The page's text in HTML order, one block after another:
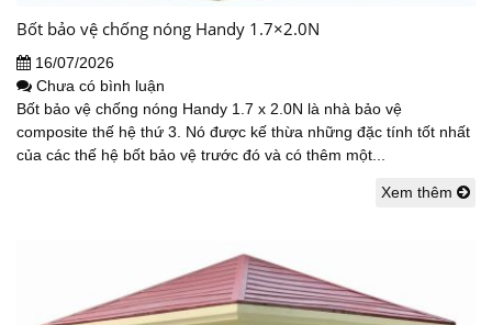
Bốt bảo vệ chống nóng Handy 1.7×2.0N
16/07/2026
Chưa có bình luận
Bốt bảo vệ chống nóng Handy 1.7 x 2.0N là nhà bảo vệ
composite thế hệ thứ 3. Nó được kế thừa những đặc tính tốt nhất
của các thế hệ bốt bảo vệ trước đó và có thêm một...
Xem thêm